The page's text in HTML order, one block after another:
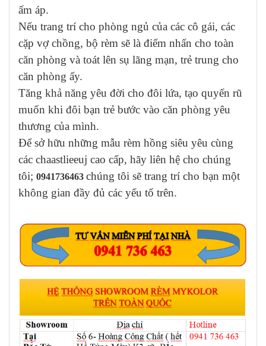
ấm áp.
Nếu trang trí cho phòng ngủ của các cô gái, các
cặp vợ chồng, bộ rèm sẽ là điểm nhấn cho toàn
căn phòng và toát lên sụ lãng mạn, trẻ trung cho
căn phòng ấy.
Tăng khả năng yêu đời cho đôi lứa, tạo quyến rũ
muốn khi đôi bạn trẻ bước vào căn phòng yêu
thương của mình.
Để sở hữu những mẫu rèm hồng siêu yêu cùng
các chaastlieeuj cao cấp, hãy liên hệ cho chúng
tôi; 0941736463 chúng tôi sẽ trang trí cho bạn một
không gian đầy đủ các yếu tố trên.